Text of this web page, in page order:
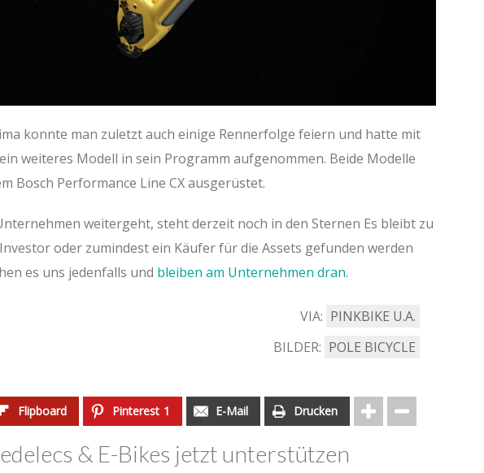
konnte man zuletzt auch einige Rennerfolge feiern und hatte mit
weiteres Modell in sein Programm aufgenommen. Beide Modelle
Bosch Performance Line CX ausgerüstet.
weitergeht, steht derzeit noch in den Sternen Es bleibt zu
oder zumindest ein Käufer für die Assets gefunden werden
es uns jedenfalls und bleiben am Unternehmen dran.
VIA: PINKBIKE U.A.
BILDER: POLE BICYCLE
Flipboard Pinterest 1 E-Mail Drucken
& E-Bikes jetzt unterstützen